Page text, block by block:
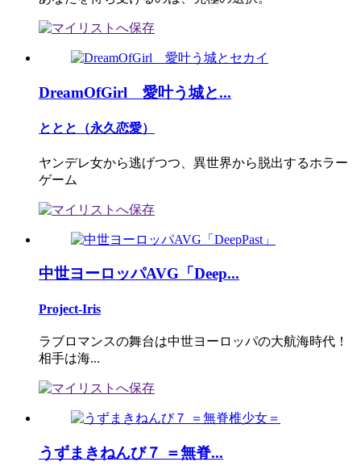
DreamOfGirl 愛叶う城と...
ととと（永久恋愛）
ヤンデレ女から逃げつつ、異世界から脱出するホラー
ゲーム
中世ヨーロッパAVG「Deep...
Project-Iris
ラブロマンスの舞台は中世ヨーロッパの大航海時代！
相手は海...
うずまきねんび７ ＝無脊...